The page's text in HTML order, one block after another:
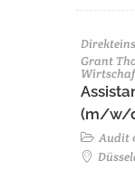
Grant
(m/w/
Audit